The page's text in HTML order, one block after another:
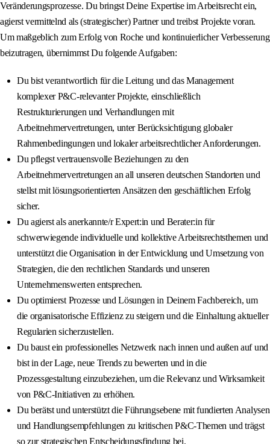
Veränderungsprozesse. Du bringst Deine Expertise im Arbeitsrecht ein,
agierst vermittelnd als (strategischer) Partner und treibst Projekte voran.
Um maßgeblich zum Erfolg von Roche und kontinuierlicher Verbesserung
beizutragen, übernimmst Du folgende Aufgaben:
Du bist verantwortlich für die Leitung und das Management
komplexer P&C-relevanter Projekte, einschließlich
Restrukturierungen und Verhandlungen mit
Arbeitnehmervertretungen, unter Berücksichtigung globaler
Rahmenbedingungen und lokaler arbeitsrechtlicher Anforderungen.
Du pflegst vertrauensvolle Beziehungen zu den
Arbeitnehmervertretungen an all unseren deutschen Standorten und
stellst mit lösungsorientierten Ansätzen den geschäftlichen Erfolg
sicher.
Du agierst als anerkannte/r Expert:in und Berater:in für
schwerwiegende individuelle und kollektive Arbeitsrechtsthemen und
unterstützt die Organisation in der Entwicklung und Umsetzung von
Strategien, die den rechtlichen Standards und unseren
Unternehmenswerten entsprechen.
Du optimierst Prozesse und Lösungen in Deinem Fachbereich, um
die organisatorische Effizienz zu steigern und die Einhaltung aktueller
Regularien sicherzustellen.
Du baust ein professionelles Netzwerk nach innen und außen auf und
bist in der Lage, neue Trends zu bewerten und in die
Prozessgestaltung einzubeziehen, um die Relevanz und Wirksamkeit
von P&C-Initiativen zu erhöhen.
Du berätst und unterstützt die Führungsebene mit fundierten Analysen
und Handlungsempfehlungen zu kritischen P&C-Themen und trägst
so zur strategischen Entscheidungsfindung bei.